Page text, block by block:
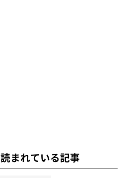
読まれている記事